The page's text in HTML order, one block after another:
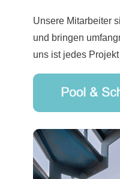
Unsere Mitarbeiter
und bringen
uns ist jedes